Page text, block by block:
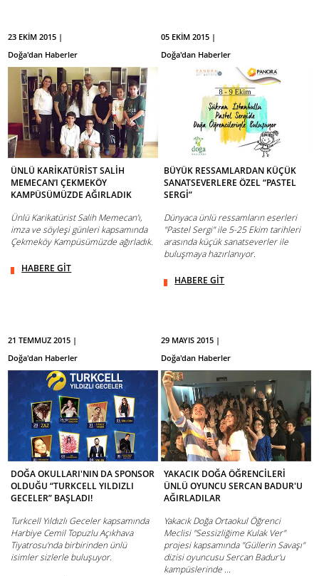
23 EKİM 2015 |
Doğa'dan Haberler
ÜNLÜ KARİKATÜRİST SALİH
MEMECAN’I ÇEKMEKÖY
KAMPÜSÜMÜZDE AĞIRLADIK
Ünlü Karikatürist Salih Memecan’ı,
imza ve söyleşi günleri kapsamında
Çekmeköy Kampüsümüzde ağırladık.
HABERE GİT
05 EKİM 2015 |
Doğa'dan Haberler
BÜYÜK RESSAMLARDAN KÜÇÜK
SANATSEVERLERE ÖZEL “PASTEL
SERGİ”
Dünyaca ünlü ressamların eserleri
"Pastel Sergi" ile 5-25 Ekim tarihleri
arasında küçük sanatseverler ile
buluşmaya hazırlanıyor.
HABERE GİT
21 TEMMUZ 2015 |
Doğa'dan Haberler
DOĞA OKULLARI'NIN DA SPONSOR
OLDUĞU “TURKCELL YILDIZLI
GECELER” BAŞLADI!
Turkcell Yıldızlı Geceler kapsamında
Harbiye Cemil Topuzlu Açıkhava
Tiyatrosu'nda birbirinden ünlü
isimler sizlerle buluşuyor.
29 MAYIS 2015 |
Doğa'dan Haberler
YAKACIK DOĞA ÖĞRENCİLERİ
ÜNLÜ OYUNCU SERCAN BADUR'U
AĞIRLADILAR
Yakacık Doğa Ortaokul Öğrenci
Meclisi "Sessizliğime Kulak Ver"
projesi kapsamında "Güllerin Savaşı"
dizisi oyuncusu Sercan Badur'u
kampüslerinde ...